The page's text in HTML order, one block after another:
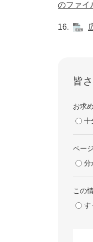
のファイ
16.
皆
お求
十
ペー
分
この
す